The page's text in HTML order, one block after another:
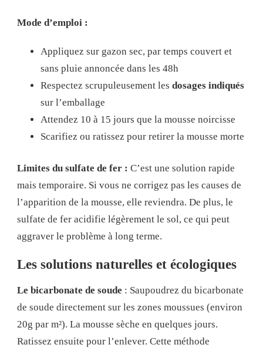
Mode d’emploi :
Appliquez sur gazon sec, par temps couvert et
sans pluie annoncée dans les 48h
Respectez scrupuleusement les dosages indiqués
sur l’emballage
Attendez 10 à 15 jours que la mousse noircisse
Scarifiez ou ratissez pour retirer la mousse morte
Limites du sulfate de fer : C’est une solution rapide
mais temporaire. Si vous ne corrigez pas les causes de
l’apparition de la mousse, elle reviendra. De plus, le
sulfate de fer acidifie légèrement le sol, ce qui peut
aggraver le problème à long terme.
Les solutions naturelles et écologiques
Le bicarbonate de soude : Saupoudrez du bicarbonate
de soude directement sur les zones moussues (environ
20g par m²). La mousse sèche en quelques jours.
Ratissez ensuite pour l’enlever. Cette méthode